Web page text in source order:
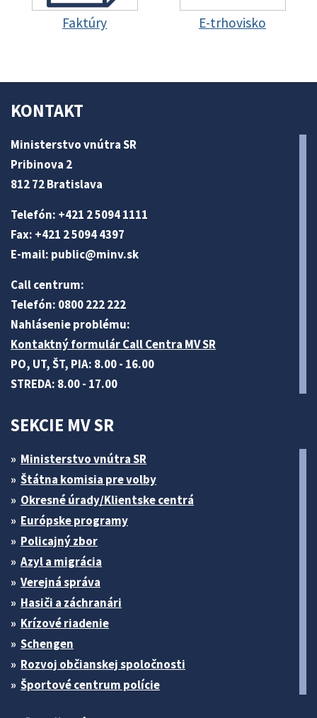
Faktúry E-trhovisko
KONTAKT
Ministerstvo vnútra SR
Pribinova 2
812 72 Bratislava
Telefón: +421 2 5094 1111
Fax: +421 2 5094 4397
E-mail: public@minv.sk
Call centrum:
Telefón: 0800 222 222
Nahlásenie problému:
Kontaktný formulár Call Centra MV SR
PO, UT, ŠT, PIA: 8.00 - 16.00
STREDA: 8.00 - 17.00
SEKCIE MV SR
Ministerstvo vnútra SR
Štátna komisia pre volby
Okresné úrady/Klientske centrá
Európske programy
Policajný zbor
Azyl a migrácia
Verejná správa
Hasiči a záchranári
Krízové riadenie
Schengen
Rozvoj občianskej spoločnosti
Športové centrum polície